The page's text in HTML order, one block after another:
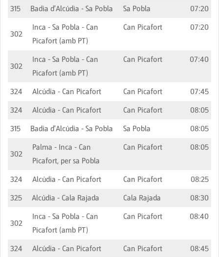
315
Badia d'Alcúdia - Sa Pobla Sa Pobla 07:20
302
Inca - Sa Pobla - Can
Picafort (amb PT)
Can Picafort 07:20
302
Inca - Sa Pobla - Can
Picafort (amb PT)
Can Picafort 07:40
324 Alcúdia - Can Picafort Can Picafort
07:45
324
Alcúdia - Can Picafort Can Picafort
08:05
315
Badia d'Alcúdia - Sa Pobla Sa Pobla 08:05
302
Palma - Inca - Can
Picafort, per sa Pobla
Can Picafort 08:05
324 Alcúdia - Can Picafort Can Picafort
08:25
325
Alcúdia - Cala Rajada Cala Rajada 08:30
302
Inca - Sa Pobla - Can
Picafort (amb PT)
Can Picafort 08:40
324 Alcúdia - Can Picafort Can Picafort
08:45